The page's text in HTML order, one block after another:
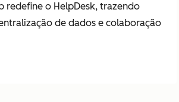
redefine o HelpDesk, trazendo
de dados e colaboração